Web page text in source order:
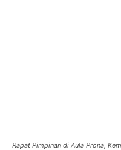
Rapat Pimpinan di Aula Prona,